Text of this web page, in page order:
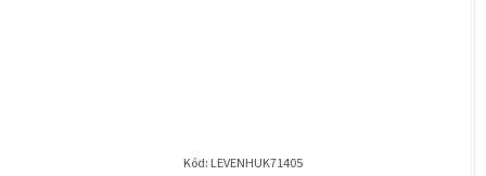
Kód: LEVENHUK71405